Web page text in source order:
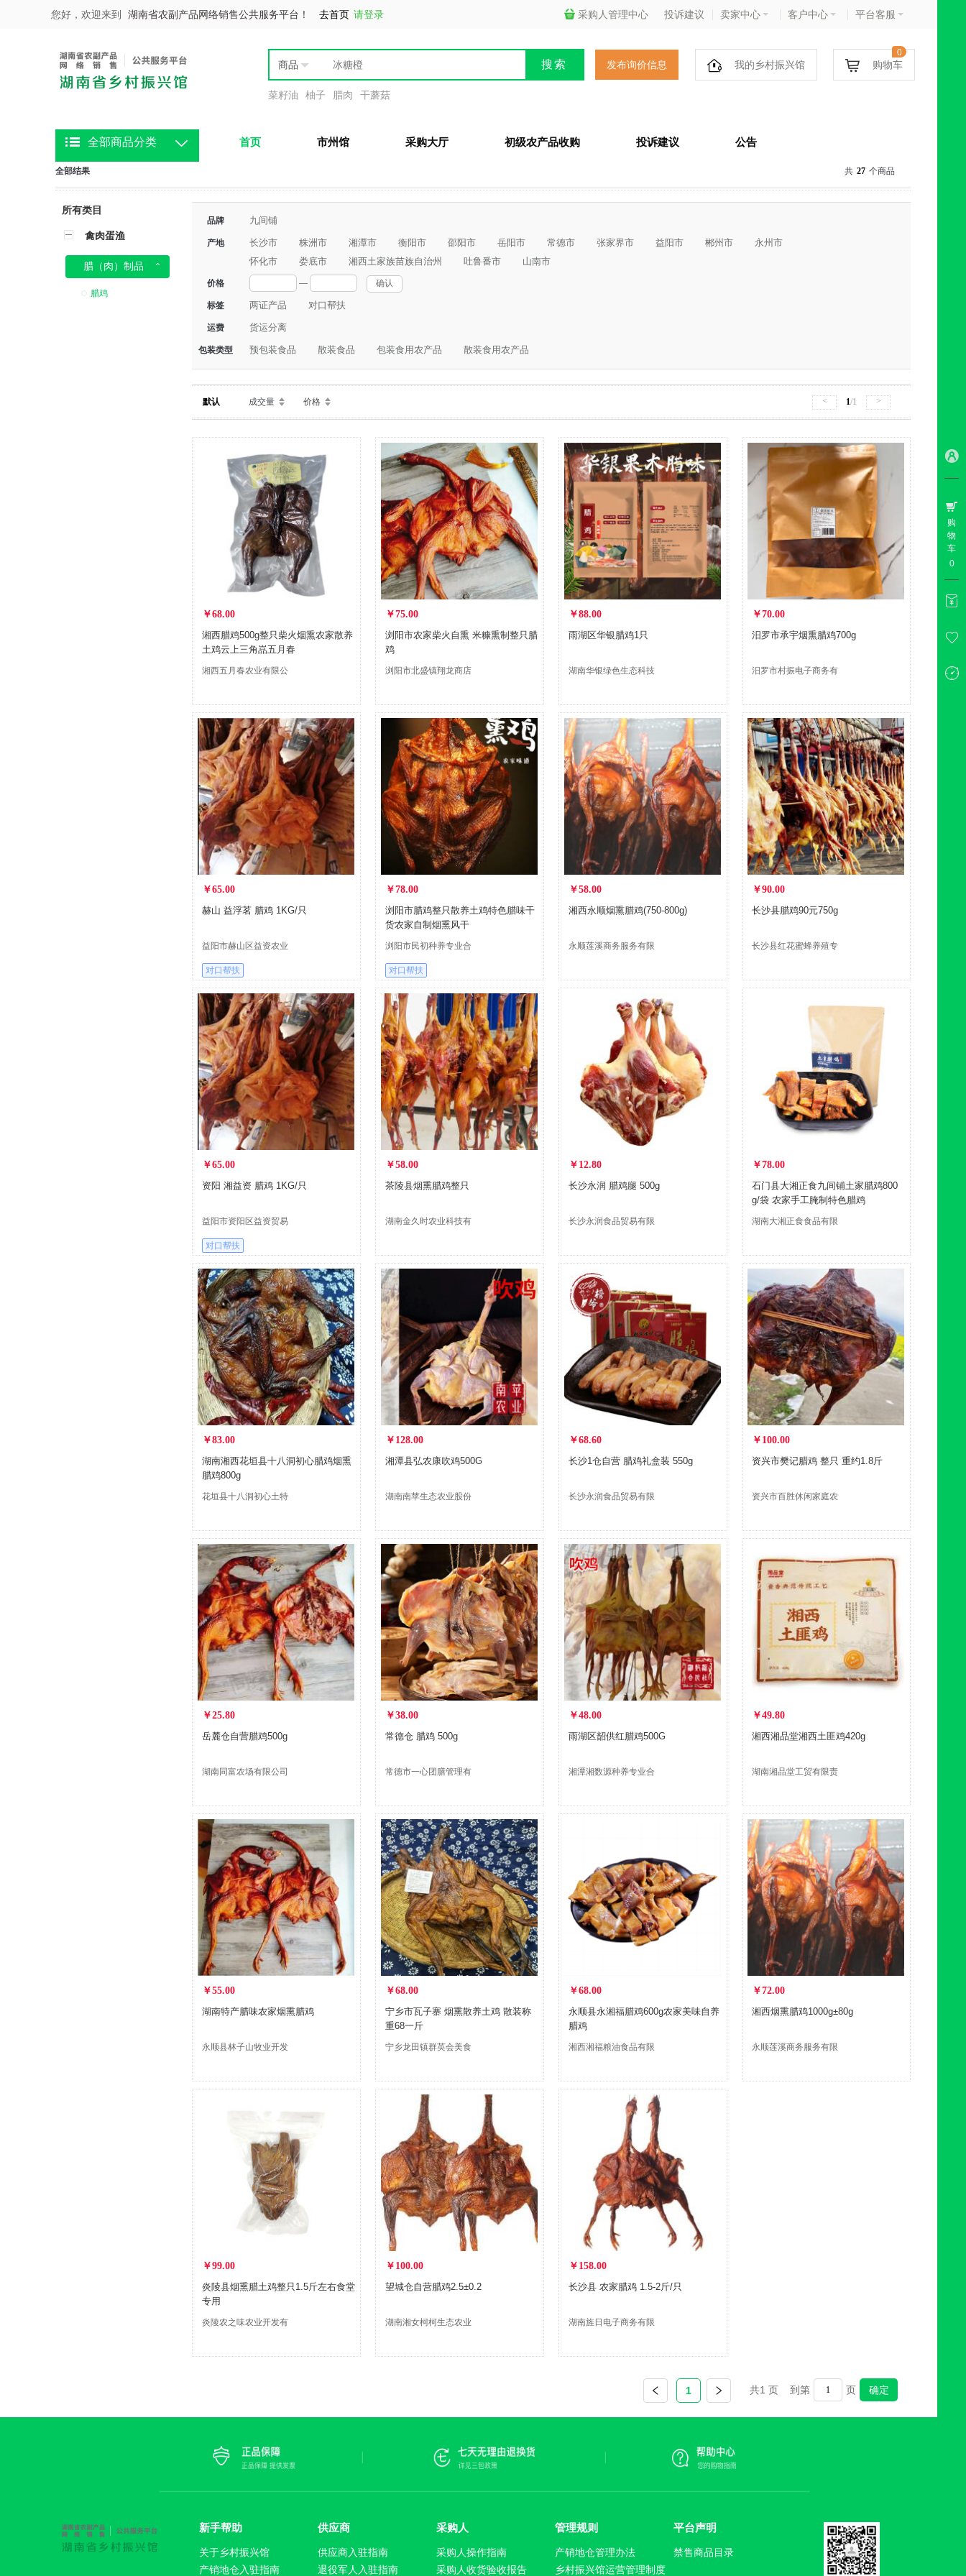
您好，欢迎来到 湖南省农副产品网络销售公共服务平台！ 去首页 请登录 采购人管理中心 投诉建议 卖家中心 客户中心 平台客服
发布询价信息 我的乡村振兴馆 购物车
0
商品
菜籽油 柚子 腊肉 干蘑菇
全部商品分类 首页 市州馆 采购大厅 初级农产品收购 投诉建议 公告
购
物
车
0
全部结果 共 27 个商品
所有类目
禽肉蛋渔
腊（肉）制品
腊鸡
品牌 九间铺
产地 长沙市 株洲市 湘潭市 衡阳市 邵阳市 岳阳市 常德市 张家界市 益阳市 郴州市
永州市
怀化市
娄底市 湘西土家族苗族自治州 吐鲁番市 山南市
价格 — 确认
标签 两证产品 对口帮扶
运费 货运分离
包装类型 预包装食品 散装食品 包装食用农产品 散装食用农产品
默认 成交量 价格 < 1/1 >
￥68.00
湘西腊鸡500g整只柴火烟熏农家散养
土鸡云上三角嵓五月春
湘西五月春农业有限公
￥75.00
浏阳市农家柴火自熏 米糠熏制整只腊
鸡
浏阳市北盛镇翔龙商店
￥88.00
雨湖区华银腊鸡1只
湖南华银绿色生态科技
￥70.00
汨罗市承宇烟熏腊鸡700g
汨罗市村振电子商务有
￥65.00
赫山 益浮茗 腊鸡 1KG/只
益阳市赫山区益资农业
对口帮扶
￥78.00
浏阳市腊鸡整只散养土鸡特色腊味干
货农家自制烟熏风干
浏阳市民初种养专业合
对口帮扶
￥58.00
湘西永顺烟熏腊鸡(750-800g)
永顺莲溪商务服务有限
￥90.00
长沙县腊鸡90元750g
长沙县红花蜜蜂养殖专
￥65.00
资阳 湘益资 腊鸡 1KG/只
益阳市资阳区益资贸易
对口帮扶
￥58.00
茶陵县烟熏腊鸡整只
湖南金久时农业科技有
￥12.80
长沙永润 腊鸡腿 500g
长沙永润食品贸易有限
￥78.00
石门县大湘正食九间铺土家腊鸡800
g/袋 农家手工腌制特色腊鸡
湖南大湘正食食品有限
￥83.00
湖南湘西花垣县十八洞初心腊鸡烟熏
腊鸡800g
花垣县十八洞初心土特
￥128.00
湘潭县弘农康吹鸡500G
湖南南苹生态农业股份
￥68.60
长沙1仓自营 腊鸡礼盒装 550g
长沙永润食品贸易有限
￥100.00
资兴市樊记腊鸡 整只 重约1.8斤
资兴市百胜休闲家庭农
￥25.80
岳麓仓自营腊鸡500g
湖南同富农场有限公司
￥38.00
常德仓 腊鸡 500g
常德市一心团膳管理有
￥48.00
雨湖区韶供红腊鸡500G
湘潭湘数源种养专业合
￥49.80
湘西湘品堂湘西土匪鸡420g
湖南湘品堂工贸有限责
￥55.00
湖南特产腊味农家烟熏腊鸡
永顺县林子山牧业开发
￥68.00
宁乡市瓦子寨 烟熏散养土鸡 散装称
重68一斤
宁乡龙田镇群英会美食
￥68.00
永顺县永湘福腊鸡600g农家美味自养
腊鸡
湘西湘福粮油食品有限
￥72.00
湘西烟熏腊鸡1000g±80g
永顺莲溪商务服务有限
￥99.00
炎陵县烟熏腊土鸡整只1.5斤左右食堂
专用
炎陵农之味农业开发有
￥100.00
望城仓自营腊鸡2.5±0.2
湖南湘女柯柯生态农业
￥158.00
长沙县 农家腊鸡 1.5-2斤/只
湖南旌日电子商务有限
1 共1 页 到第 页 确定
新手帮助
关于乡村振兴馆
产销地仓入驻指南
供应商
供应商入驻指南
退役军人入驻指南
采购人
采购人操作指南
采购人收货验收报告
管理规则
产销地仓管理办法
乡村振兴馆运营管理制度
平台声明
禁售商品目录